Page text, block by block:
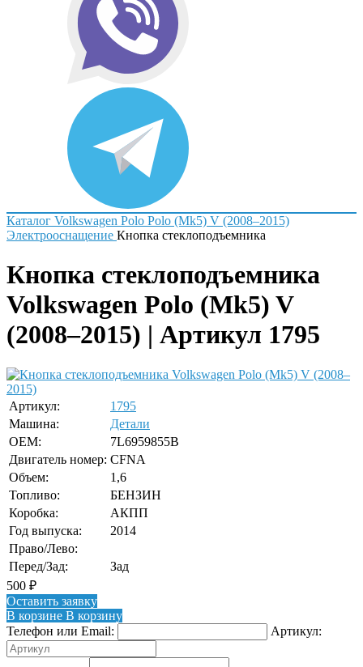
Каталог Volkswagen Polo Polo (Mk5) V (2008–2015)
Электрооснащение Кнопка стеклоподъемника
Кнопка стеклоподъемника
Volkswagen Polo (Mk5) V
(2008–2015) | Артикул 1795
Артикул:
1795
Машина:
Детали
OEM:
7L6959855B
Двигатель номер: CFNA
Объем:
1,6
Топливо:
БЕНЗИН
Коробка:
АКПП
Год выпуска:
2014
Право/Лево:
Перед/Зад:
Зад
500 ₽
Оставить заявку
В корзине В корзину
Телефон или Email:
Артикул: